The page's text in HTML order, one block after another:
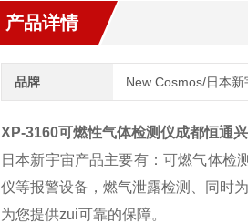
产品详情
品牌 New Cosmos/日本新
XP-3160可燃性气体检测仪成都恒通
日本新宇宙产品主要有： 可燃气体检
仪等报警设备，燃气泄露检测、同时
为您提供zui可靠的保障。